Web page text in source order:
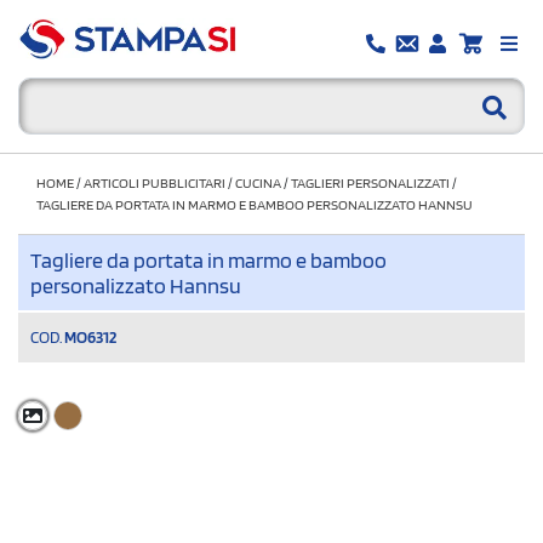
HOME/ARTICOLI PUBBLICITARI /CUCINA/TAGLIERI PERSONALIZZATI /
TAGLIERE DA PORTATA IN MARMO E BAMBOO PERSONALIZZATO HANNSU
Tagliere da portata in marmo e bamboo
personalizzato Hannsu
COD. MO6312